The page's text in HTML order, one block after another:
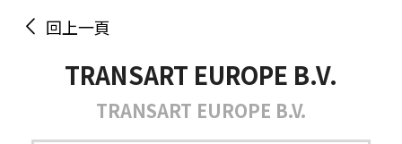
回上一頁
TRANSART EUROPE B.V.
TRANSART EUROPE B.V.